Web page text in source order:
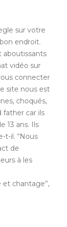
sur votre
endroit.
aboutissants
vidéo sur
connecter
site nous est
choqués,
father car ils
13 ans. Ils
t-il. “Nous
de
à les
chantage”,